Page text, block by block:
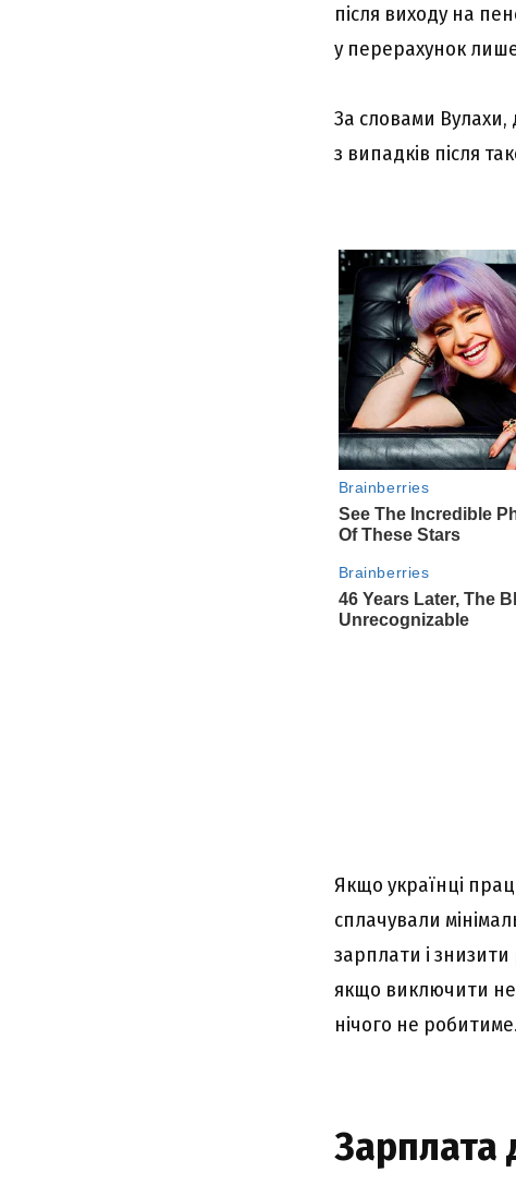
після виходу на
у перерахунок
За словами
з випадків після
Якщо українці
сплачували
зарплати і
якщо виключити
нічого не робитиме.
Зарплата